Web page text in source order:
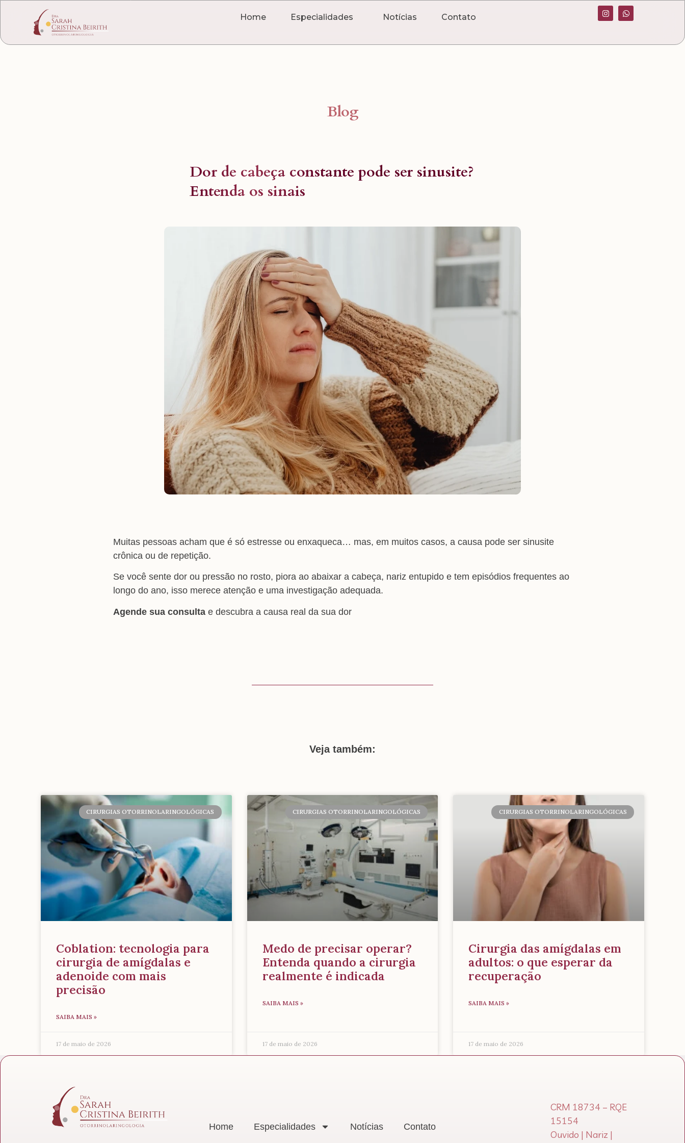
Home Especialidades Notícias Contato
Blog
Dor de cabeça constante pode ser sinusite?
Entenda os sinais
Muitas pessoas acham que é só estresse ou enxaqueca… mas, em muitos casos, a causa pode ser sinusite
crônica ou de repetição.
Se você sente dor ou pressão no rosto, piora ao abaixar a cabeça, nariz entupido e tem episódios frequentes ao
longo do ano, isso merece atenção e uma investigação adequada.
Agende sua consulta e descubra a causa real da sua dor
Veja também:
CIRURGIAS OTORRINOLARINGOLÓGICAS
Coblation: tecnologia para
cirurgia de amígdalas e
adenoide com mais
precisão
SAIBA MAIS »
17 de maio de 2026
CIRURGIAS OTORRINOLARINGOLÓGICAS
Medo de precisar operar?
Entenda quando a cirurgia
realmente é indicada
SAIBA MAIS »
17 de maio de 2026
CIRURGIAS OTORRINOLARINGOLÓGICAS
Cirurgia das amígdalas em
adultos: o que esperar da
recuperação
SAIBA MAIS »
17 de maio de 2026
Home Especialidades Notícias Contato
CRM 18734 – RQE
15154
Ouvido | Nariz |